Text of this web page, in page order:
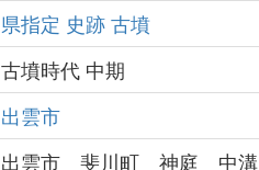
県指定 史跡 古墳
古墳時代 中期
出雲市
出雲市 斐川町 神庭 中溝